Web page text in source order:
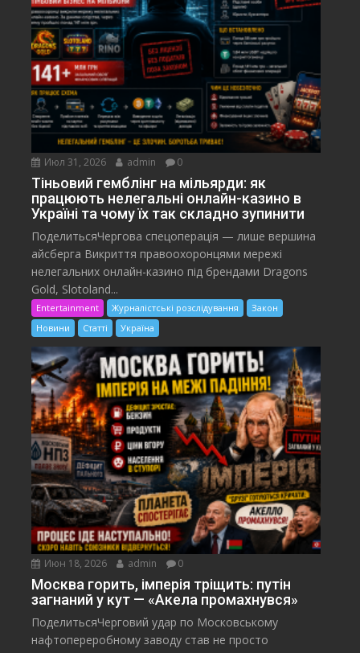
Июл 31, 2026 admin 0
Тіньовий гемблінг на мільярди: як
працюють нелегальні онлайн-казино в
Україні та чому їх так складно зупинити
ПоделитьсяЧергова спецоперація — лише вершина
айсберга Викриття правоохоронцями мережі
нелегальних онлайн-казино під брендами Dragons
Gold, Slotoland...
Entertainment Журналістські розслідування
Закон
Новини
Статті Україна
Июн 18, 2026 admin 0
Москва горить, імперія тріщить: путін
загнаний у кут — «Акела промахнувся»
ПоделитьсяЧерговий удар по Московському
нафтопереробному заводу став не просто